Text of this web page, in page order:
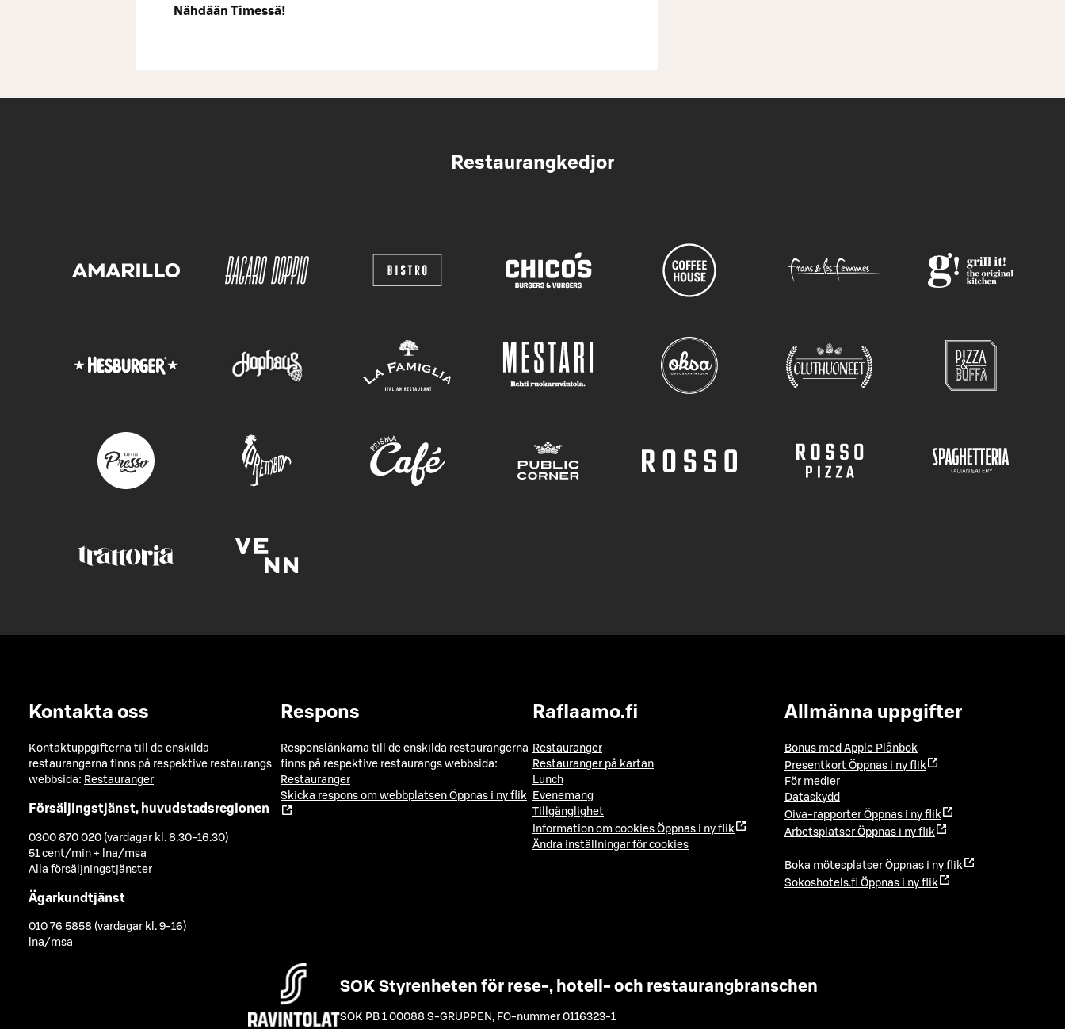
Nähdään Timessä!
Restaurangkedjor
Kontakta oss
Kontaktuppgifterna till de enskilda
restaurangerna finns på respektive restaurangs
webbsida: Restauranger
Försäljingstjänst, huvudstadsregionen
0300 870 020 (vardagar kl. 8.30-16.30)
51 cent/min + lna/msa
Alla försäljningstjänster
Ägarkundtjänst
010 76 5858 (vardagar kl. 9-16)
lna/msa
Respons
Responslänkarna till de enskilda restaurangerna
finns på respektive restaurangs webbsida:
Restauranger
Skicka respons om webbplatsen Öppnas i ny flik
Raflaamo.fi
Restauranger
Restauranger på kartan
Lunch
Evenemang
Tillgänglighet
Information om cookies Öppnas i ny flik
Ändra inställningar för cookies
Allmänna uppgifter
Bonus med Apple Plånbok
Presentkort Öppnas i ny flik
För medier
Dataskydd
Oiva-rapporter Öppnas i ny flik
Arbetsplatser Öppnas i ny flik
Boka mötesplatser Öppnas i ny flik
Sokoshotels.fi Öppnas i ny flik
SOK Styrenheten för rese-, hotell- och restaurangbranschen
SOK PB 1 00088 S-GRUPPEN , FO-nummer 0116323-1